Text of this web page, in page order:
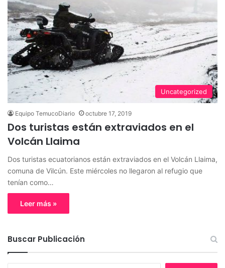
Uncategorized
Equipo TemucoDiario octubre 17, 2019
Dos turistas están extraviados en el
Volcán Llaima
Dos turistas ecuatorianos están extraviados en el Volcán Llaima,
comuna de Vilcún. Este miércoles no llegaron al refugio que
tenían como…
Leer más »
Buscar Publicación